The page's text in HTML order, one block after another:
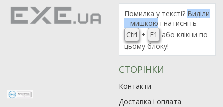
Помилка у тексті? Виділи
її мишкою і натисніть
Ctrl + F1
або клікни по
цьому блоку!
СТОРІНКИ
Контакти
Доставка і оплата